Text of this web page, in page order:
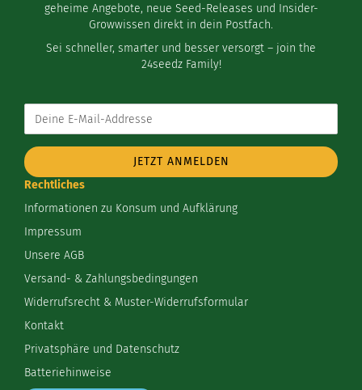
geheime Angebote, neue Seed-Releases und Insider-
Growwissen direkt in dein Postfach.
Sei schneller, smarter und besser versorgt – join the
24seedz Family!
Addresse
Rechtliches
Informationen zu Konsum und Aufklärung
Impressum
Unsere AGB
Versand- & Zahlungsbedingungen
Widerrufsrecht & Muster-Widerrufsformular
Kontakt
Privatsphäre und Datenschutz
Batteriehinweise